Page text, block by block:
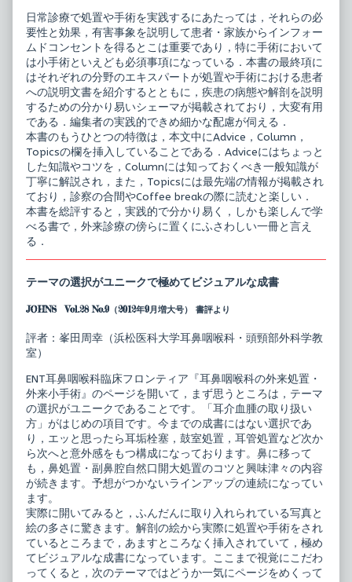
日常診療で処置や手術を実践するにあたっては，それらの必
要性と効果，有害事象を説明して患者・家族からインフォー
ムドコンセントを得るとこは重要であり，特に手術において
は小手術といえども必須事項になっている．本書の最終項に
はそれぞれの分野のエキスパートが処置や手術における患者
への説明文書を紹介するとともに，疾患の病態や解剖を説明
するための分かり易いシェーマが掲載されており，大変有用
である．編集者の実践的できめ細かな配慮が伺える．
本書のもうひとつの特徴は，本文中にAdvice，Column，
Topicsの欄を挿入していることである．Adviceにはちょっと
した知識やコツを，Columnには知っておくべき一般知識が
丁寧に解説され，また，Topicsには最先端の情報が掲載され
ており，診察の合間やCoffee breakの際に読むと楽しい．
本書を総評すると，実践的で分かり易く，しかも楽しんで学
べる書で，外来診療の傍らに置くにふさわしい一冊と言え
る．
テーマの選択がユニークで極めてビジュアルな成書
JOHNS Vol.28 No.9（2012年9月増大号） 書評より
評者：峯田周幸（浜松医科大学耳鼻咽喉科・頭頸部外科学教
室）
ENT耳鼻咽喉科臨床フロンティア『耳鼻咽喉科の外来処置・
外来小手術』のページを開いて，まず思うところは，テーマ
の選択がユニークであることです。「耳介血腫の取り扱い
方」がはじめの項目です。今までの成書にはない選択であ
り，エッと思ったら耳垢栓塞，鼓室処置，耳管処置など次か
ら次へと意外感をもつ構成になっております。鼻に移って
も，鼻処置・副鼻腔自然口開大処置のコツと興味津々の内容
が続きます。予想がつかないラインアップの連続になってい
ます。
実際に開いてみると，ふんだんに取り入れられている写真と
絵の多さに驚きます。解剖の絵から実際に処置や手術をされ
ているところまで，あますところなく挿入されていて，極め
てビジュアルな成書になっています。ここまで視覚にこだわ
ってくると，次のテーマではどうか一気にページをめくって